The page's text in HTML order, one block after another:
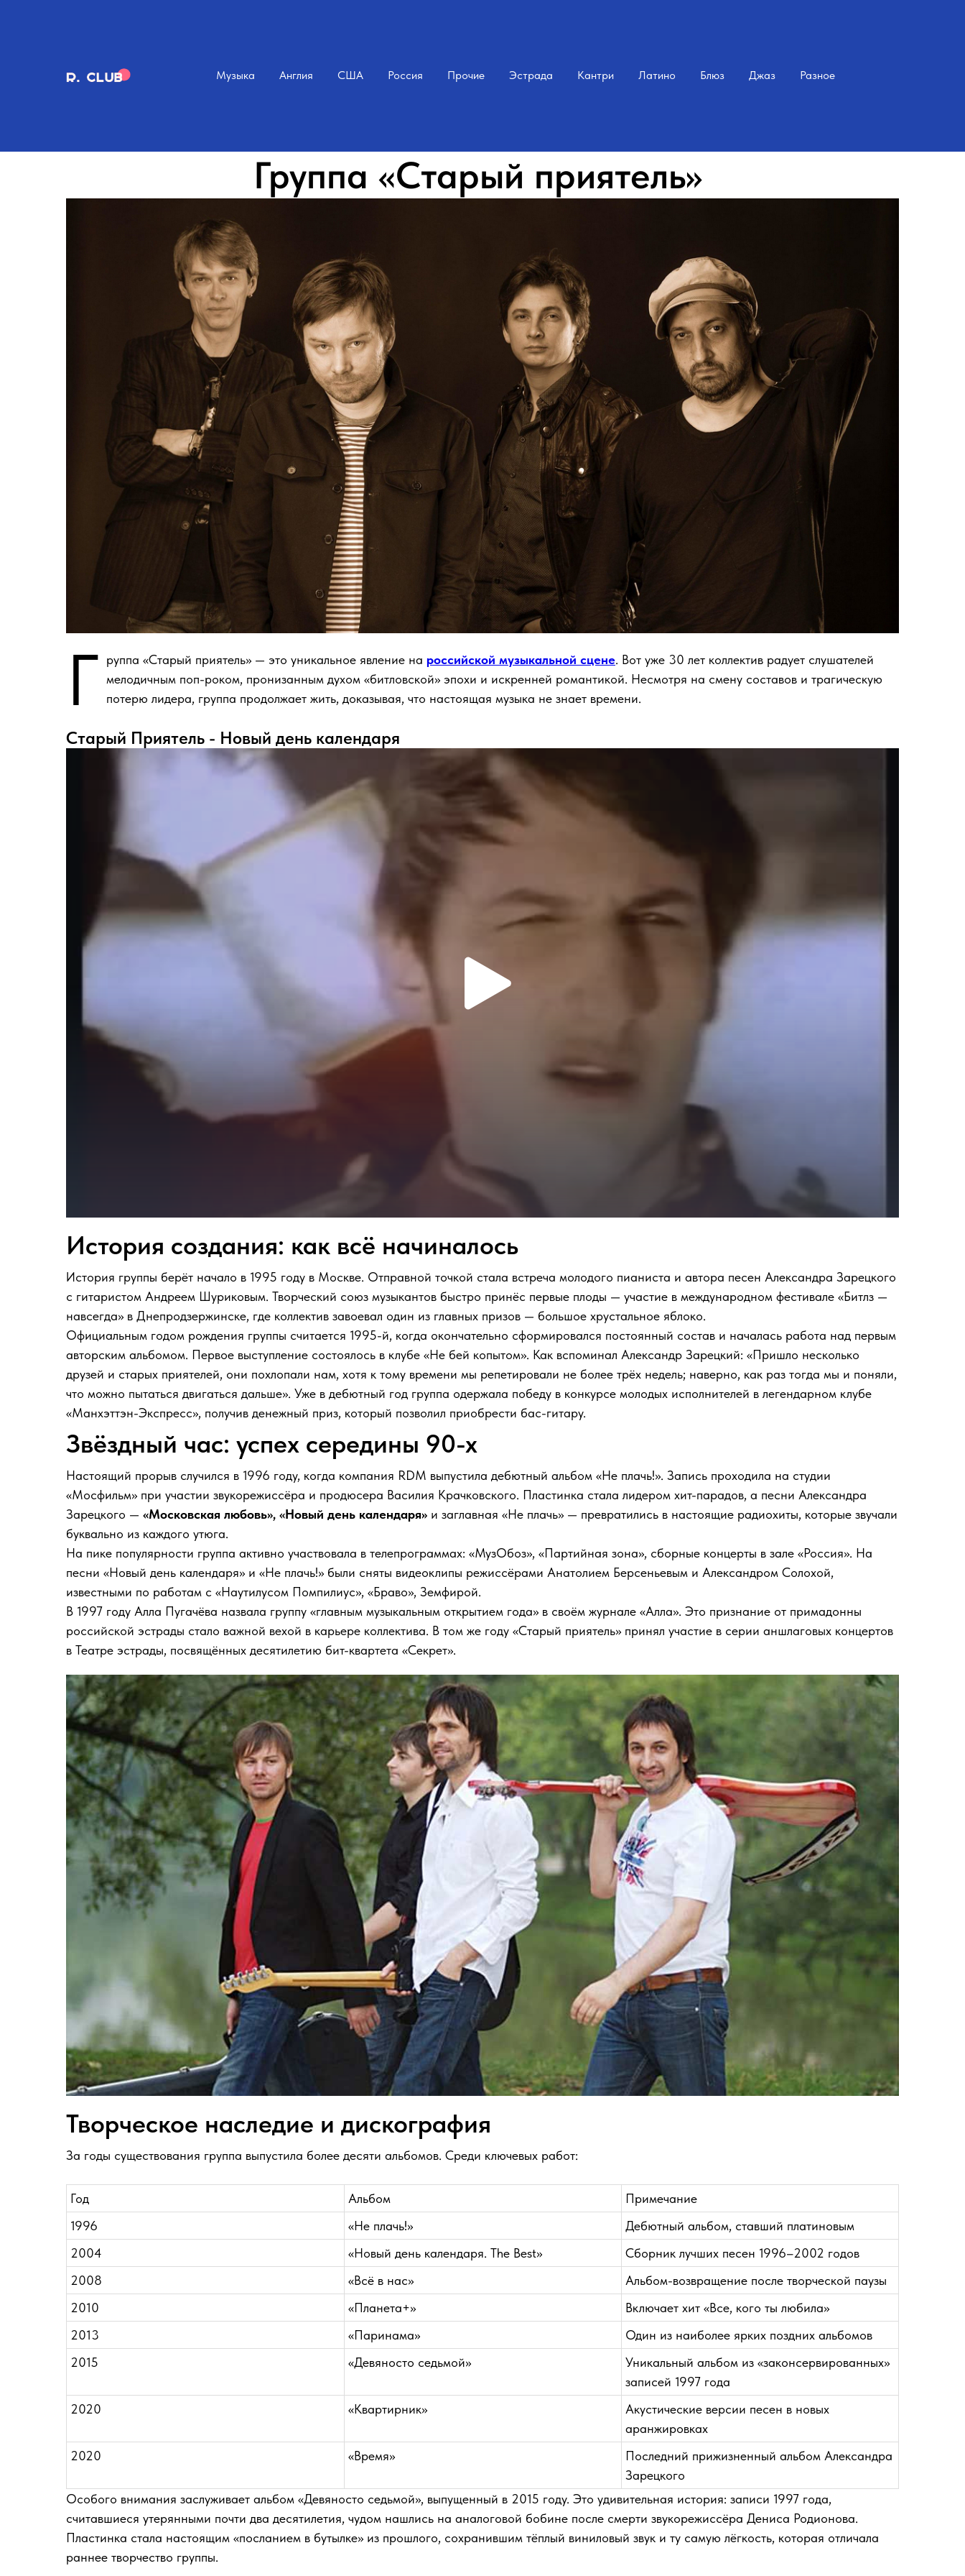
Музыка Англия США Россия Прочие Эстрада Кантри Латино Блюз Джаз Разное
Группа «Старый приятель»
Г руппа «Старый приятель» — это уникальное явление на российской музыкальной сцене. Вот уже 30 лет коллектив радует слушателей
мелодичным поп-роком, пронизанным духом «битловской» эпохи и искренней романтикой. Несмотря на смену составов и трагическую
потерю лидера, группа продолжает жить, доказывая, что настоящая музыка не знает времени.
Старый Приятель - Новый день календаря
История создания: как всё начиналось
История группы берёт начало в 1995 году в Москве. Отправной точкой стала встреча молодого пианиста и автора песен Александра Зарецкого
с гитаристом Андреем Шуриковым. Творческий союз музыкантов быстро принёс первые плоды — участие в международном фестивале «Битлз —
навсегда» в Днепродзержинске, где коллектив завоевал один из главных призов — большое хрустальное яблоко.
Официальным годом рождения группы считается 1995-й, когда окончательно сформировался постоянный состав и началась работа над первым
авторским альбомом. Первое выступление состоялось в клубе «Не бей копытом». Как вспоминал Александр Зарецкий: «Пришло несколько
друзей и старых приятелей, они похлопали нам, хотя к тому времени мы репетировали не более трёх недель; наверно, как раз тогда мы и поняли,
что можно пытаться двигаться дальше». Уже в дебютный год группа одержала победу в конкурсе молодых исполнителей в легендарном клубе
«Манхэттэн-Экспресс», получив денежный приз, который позволил приобрести бас-гитару.
Звёздный час: успех середины 90-х
Настоящий прорыв случился в 1996 году, когда компания RDM выпустила дебютный альбом «Не плачь!». Запись проходила на студии
«Мосфильм» при участии звукорежиссёра и продюсера Василия Крачковского. Пластинка стала лидером хит-парадов, а песни Александра
Зарецкого — «Московская любовь», «Новый день календаря» и заглавная «Не плачь» — превратились в настоящие радиохиты, которые звучали
буквально из каждого утюга.
На пике популярности группа активно участвовала в телепрограммах: «МузОбоз», «Партийная зона», сборные концерты в зале «Россия». На
песни «Новый день календаря» и «Не плачь!» были сняты видеоклипы режиссёрами Анатолием Берсеньевым и Александром Солохой,
известными по работам с «Наутилусом Помпилиус», «Браво», Земфирой.
В 1997 году Алла Пугачёва назвала группу «главным музыкальным открытием года» в своём журнале «Алла». Это признание от примадонны
российской эстрады стало важной вехой в карьере коллектива. В том же году «Старый приятель» принял участие в серии аншлаговых концертов
в Театре эстрады, посвящённых десятилетию бит-квартета «Секрет».
Творческое наследие и дискография
За годы существования группа выпустила более десяти альбомов. Среди ключевых работ:
Год Альбом
Примечание
1996
«Не плачь!»
Дебютный альбом, ставший платиновым
2004
«Новый день календаря. The Best»
Сборник лучших песен 1996–2002 годов
2008
«Всё в нас»
Альбом-возвращение после творческой паузы
2010
«Планета+»
Включает хит «Все, кого ты любила»
2013
«Паринама»
Один из наиболее ярких поздних альбомов
2015
«Девяносто седьмой»
Уникальный альбом из «законсервированных»
записей 1997 года
2020
«Квартирник»
Акустические версии песен в новых
аранжировках
2020
«Время»
Последний прижизненный альбом Александра
Зарецкого
Особого внимания заслуживает альбом «Девяносто седьмой», выпущенный в 2015 году. Это удивительная история: записи 1997 года,
считавшиеся утерянными почти два десятилетия, чудом нашлись на аналоговой бобине после смерти звукорежиссёра Дениса Родионова.
Пластинка стала настоящим «посланием в бутылке» из прошлого, сохранившим тёплый виниловый звук и ту самую лёгкость, которая отличала
раннее творчество группы.